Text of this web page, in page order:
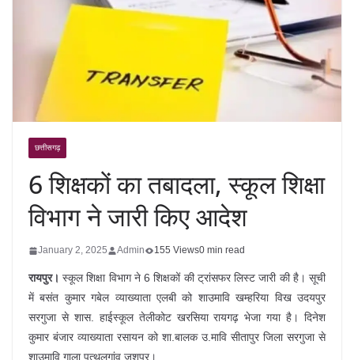
छत्तीसगढ़
6 शिक्षकों का तबादला, स्कूल शिक्षा
विभाग ने जारी किए आदेश
January 2, 2025 Admin 155 Views0 min read
रायपुर। स्कूल शिक्षा विभाग ने 6 शिक्षकों की ट्रांसफर लिस्ट जारी की है। सूची
में बसंत कुमार गबेल व्याख्याता एलबी को शाउमावि खम्हरिया विख उदयपुर
सरगुजा से शास. हाईस्कूल तेलीकोट खरसिया रायगढ़ भेजा गया है। दिनेश
कुमार बंजार व्याख्याता रसायन को शा.बालक उ.मावि सीतापुर जिला सरगुजा से
शाउमावि गाला पत्थलगांव जशपुर।